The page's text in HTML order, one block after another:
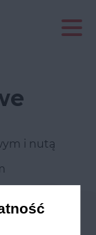
i nutą